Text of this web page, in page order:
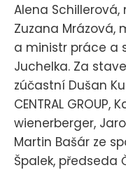
Alena
Zuzana Mrázová,
a ministr práce a
Juchelka. Za
zúčastní Dušan
CENTRAL
wienerberger,
Martin Bašár ze
Špalek, předseda